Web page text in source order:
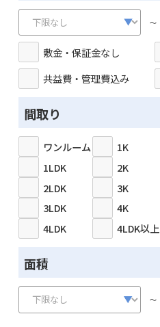
～
敷金・保証金なし
共益費・管理費込み
間取り
ワンルーム 1K
1LDK
2K
2LDK
3K
3LDK
4K
4LDK
4LDK以上
面積
～